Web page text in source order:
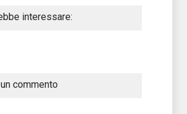
interessare:
commento